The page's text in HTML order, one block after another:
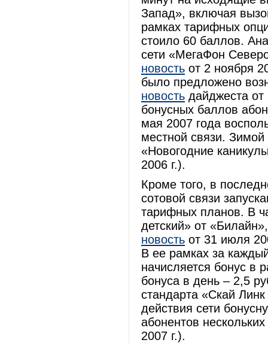
Запад», включая
рамках тарифных
стоило 60 баллов.
сети «МегаФон
новость от 2 ноября
было предложено
новость дайджеста от
бонусных баллов
мая 2007 года
местной связи.
«Новогодние
2006 г.).
Кроме того, в
сотовой связи
тарифных планов. В
детский» от
новость от 31 июля
В ее рамках за
начисляется бонус в
бонуса в день – 2,5
стандарта «Скай
действия сети
абонентов
2007 г.).